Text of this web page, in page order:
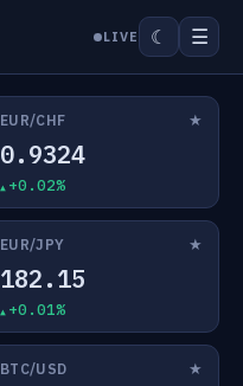
LIVE ☾ ☰
EUR/CHF ★
0.9324
+0.02%
EUR/JPY ★
182.15
+0.01%
BTC/USD ★